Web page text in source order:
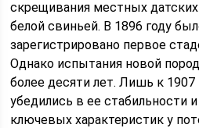
скрещивания местных
белой свиньей. В 1896 году
зарегистрировано первое
Однако испытания новой
более десяти лет. Лишь к
убедились в ее стабильности
ключевых характеристик у